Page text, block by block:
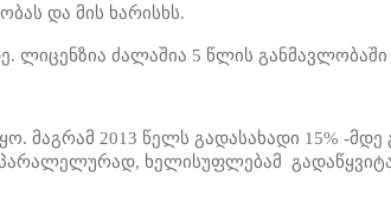
და მის ხარისხს.
ლიცენზია ძალაშია 5 წლის
მაგრამ 2013 წელს გადასახადი 15% -
ხელისუფლებამ გადაწყვიტა